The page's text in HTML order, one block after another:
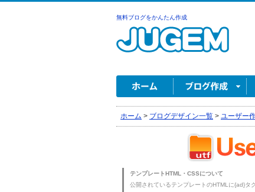
無料ブログをかんたん作成
ホーム > ブログデザイン一覧 > ユーザー
テンプレートHTML・CSSについて
公開されているテンプレートのHTMLに{ad}タ